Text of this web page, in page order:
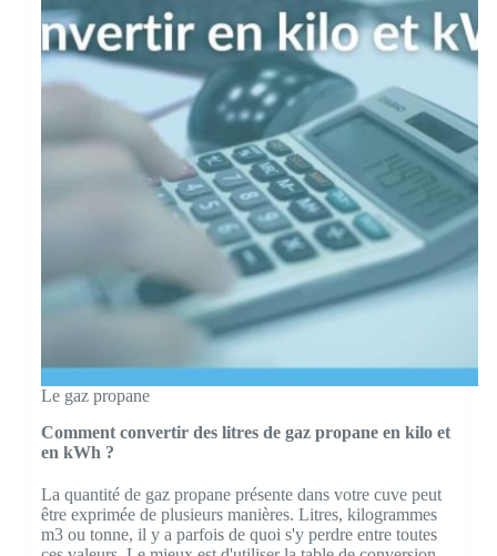
de
chauffage
idéal
?
Le gaz propane
Comment convertir des litres de gaz propane en kilo et
en kWh ?
La quantité de gaz propane présente dans votre cuve peut
être exprimée de plusieurs manières. Litres, kilogrammes
m3 ou tonne, il y a parfois de quoi s'y perdre entre toutes